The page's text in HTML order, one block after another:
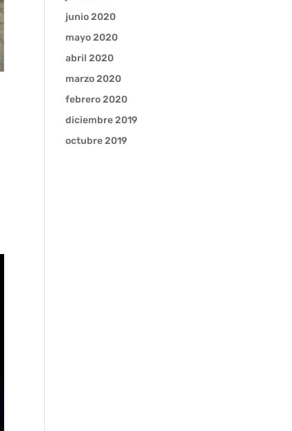
junio 2020
mayo 2020
abril 2020
marzo 2020
febrero 2020
diciembre 2019
octubre 2019